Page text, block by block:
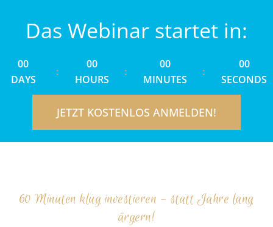
Das Webinar startet in:
00
DAYS
:
00
HOURS
:
00
MINUTES
:
00
SECONDS
JETZT KOSTENLOS ANMELDEN!
60 Minuten klug investieren – statt Jahre lang
ärgern!